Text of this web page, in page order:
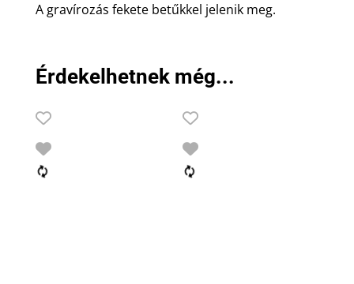
A gravírozás fekete betűkkel jelenik meg.
Érdekelhetnek még...